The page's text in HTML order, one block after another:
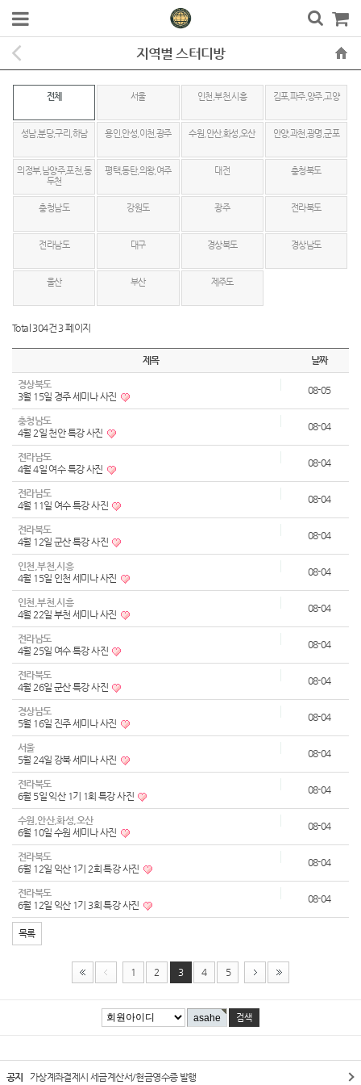
지역별 스터디방
전체 서울 인천,부천,시흥 김포,파주,양주,고양
성남,분당,구리,하남 용인,안성,이천,광주 수원,안산,화성,오산 안양,과천,광명,군포
의정부,남양주,포천,동
두천
평택,동탄,의왕,여주 대전 충청북도
충청남도 강원도 광주 전라북도
전라남도 대구 경상북도 경상남도
울산 부산 제주도
Total 304건 3 페이지
제목 날짜
경상북도
3월 15일 경주 세미나 사진
08-05
충청남도
4월 2일 천안 특강 사진
08-04
전라남도
4월 4일 여수 특강 사진
08-04
전라남도
4월 11일 여수 특강 사진
08-04
전라북도
4월 12일 군산 특강 사진
08-04
인천,부천,시흥
4월 15일 인천 세미나 사진
08-04
인천,부천,시흥
4월 22일 부천 세미나 사진
08-04
전라남도
4월 25일 여수 특강 사진
08-04
전라북도
4월 26일 군산 특강 사진
08-04
경상남도
5월 16일 진주 세미나 사진
08-04
서울
5월 24일 강북 세미나 사진
08-04
전라북도
6월 5일 익산 1기 1회 특강 사진
08-04
수원,안산,화성,오산
6월 10일 수원 세미나 사진
08-04
전라북도
6월 12일 익산 1기 2회 특강 사진
08-04
전라북도
6월 12일 익산 1기 3회 특강 사진
08-04
목록
1 2 3 4 5
공지 가상계좌결제시 세금계산서/현금영수증 발행